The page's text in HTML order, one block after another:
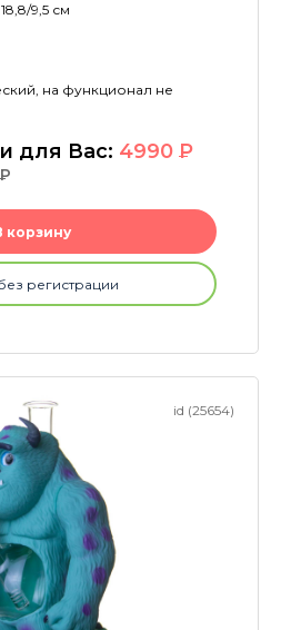
9,5 см
на функционал не
для Вас: 4990 P
P
корзину
регистрации
id (25654)